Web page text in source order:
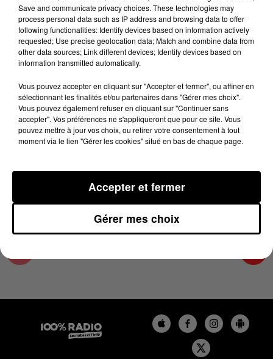
100%
100% Radio l'agenda de Toulouse
19 juillet 2023 - 1 min 16 sec
L'AGENDA DE TOULOUSE DU 19/07/2023 À
07H48
L'agenda de Toulouse
Save and communicate privacy choices. These technologies may
process personal data such as IP address and browsing data to offer
following functionalities: Identify devices based on information actively
requested; Use precise geolocation data; Match and combine data from
other data sources; Link different devices; Identify devices based on
information transmitted automatically.
Vous pouvez accepter en cliquant sur "Accepter et fermer", ou affiner en
sélectionnant les finalités et/ou partenaires dans "Gérer mes choix".
Vous pouvez également refuser en cliquant sur "Continuer sans
accepter". Vos préférences ne s'appliqueront que pour ce site. Vous
pouvez mettre à jour vos choix, ou retirer votre consentement à tout
moment via le lien "Gérer les cookies" situé en bas de chaque page.
Gérer mes choix
Accepter et fermer